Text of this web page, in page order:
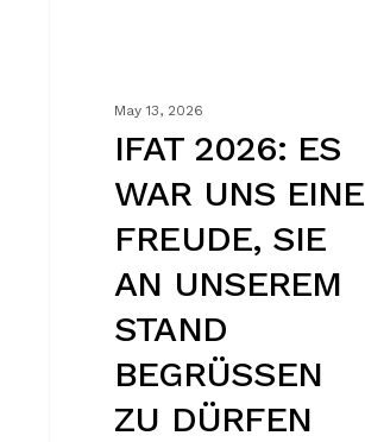
DÜRFEN
May 13, 2026
IFAT 2026: ES
WAR UNS EINE
FREUDE, SIE
AN UNSEREM
STAND
BEGRÜSSEN
ZU DÜRFEN